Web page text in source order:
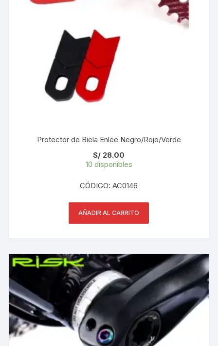
Protector de Biela Enlee Negro/Rojo/Verde
S/ 28.00
10 disponibles
CÓDIGO: AC0146
AÑADIR AL CARRITO